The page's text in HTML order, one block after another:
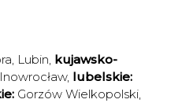
, Lubin, kujawsko-
Inowrocław, lubelskie:
Gorzów Wielkopolski,